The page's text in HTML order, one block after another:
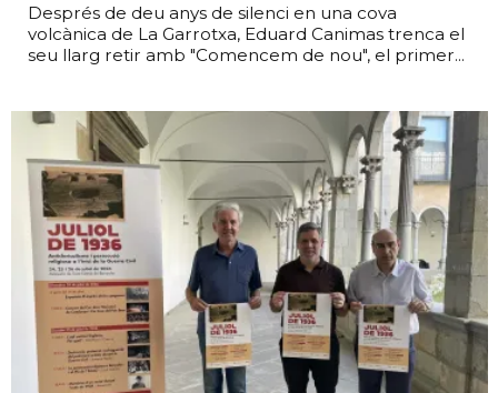
Després de deu anys de silenci en una cova
volcànica de La Garrotxa, Eduard Canimas trenca el
seu llarg retir amb "Comencem de nou", el primer...